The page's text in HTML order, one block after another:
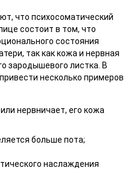
что психосоматический
состоит в том, что
состояния
так как кожа и нервная
зародышевого листка. В
несколько примеров
нервничает, его кожа
больше пота;
наслаждения